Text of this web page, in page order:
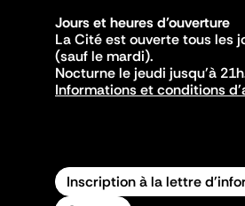
Jours et heures d'ouverture
La Cité est ouverte tous les
(sauf le mardi).
Nocturne le jeudi jusqu'à
Informations et conditions
Inscription à la lettre